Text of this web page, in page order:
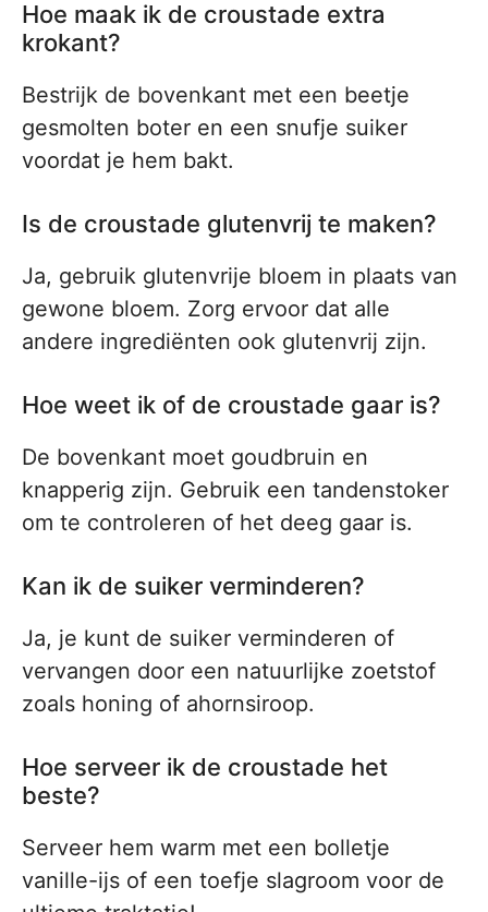
Hoe maak ik de croustade extra
krokant?
Bestrijk de bovenkant met een beetje
gesmolten boter en een snufje suiker
voordat je hem bakt.
Is de croustade glutenvrij te maken?
Ja, gebruik glutenvrije bloem in plaats van
gewone bloem. Zorg ervoor dat alle
andere ingrediënten ook glutenvrij zijn.
Hoe weet ik of de croustade gaar is?
De bovenkant moet goudbruin en
knapperig zijn. Gebruik een tandenstoker
om te controleren of het deeg gaar is.
Kan ik de suiker verminderen?
Ja, je kunt de suiker verminderen of
vervangen door een natuurlijke zoetstof
zoals honing of ahornsiroop.
Hoe serveer ik de croustade het
beste?
Serveer hem warm met een bolletje
vanille-ijs of een toefje slagroom voor de